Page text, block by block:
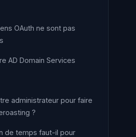
OAuth ne sont pas
AD Domain Services
administrateur pour faire
?
de temps faut-il pour